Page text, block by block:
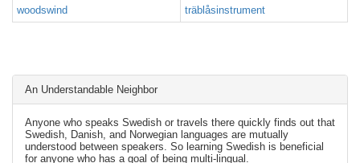
woodswind
träblåsinstrument
An Understandable Neighbor
Anyone who speaks Swedish or travels there quickly finds out that
Swedish, Danish, and Norwegian languages are mutually
understood between speakers. So learning Swedish is beneficial
for anyone who has a goal of being multi-lingual.